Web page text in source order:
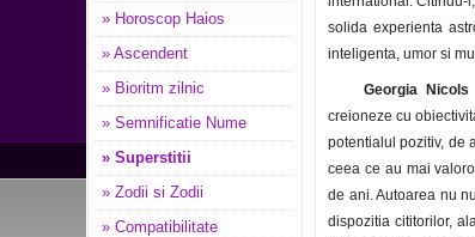
» Horoscop Haios
» Ascendent
» Bioritm zilnic
» Semnificatie Nume
» Superstitii
» Zodii si Zodii
» Compatibilitate
solida experienta
inteligenta, umor si
Georgia Nicols
creioneze cu
potentialul pozitiv, de
ceea ce au mai
de ani. Autoarea nu
dispozitia cititorilor,